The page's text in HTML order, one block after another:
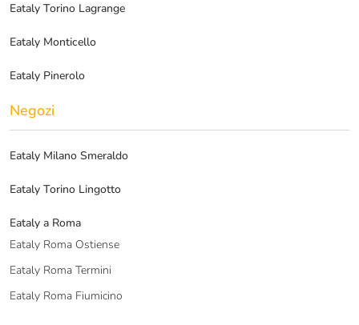
Eataly Torino Lagrange
Eataly Monticello
Eataly Pinerolo
Negozi
Eataly Milano Smeraldo
Eataly Torino Lingotto
Eataly a Roma
Eataly Roma Ostiense
Eataly Roma Termini
Eataly Roma Fiumicino